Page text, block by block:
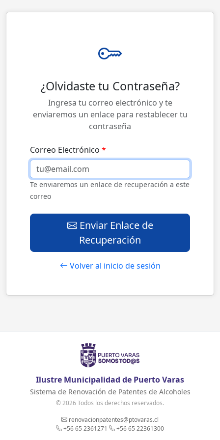
¿Olvidaste tu Contraseña?
Ingresa tu correo electrónico y te
enviaremos un enlace para restablecer tu
contraseña
Correo Electrónico
Te enviaremos un enlace de recuperación a este
correo
Enviar Enlace de
Recuperación
Volver al inicio de sesión
Ilustre Municipalidad de Puerto Varas
Sistema de Renovación de Patentes de Alcoholes
© 2026 Todos los derechos reservados.
renovacionpatentes@ptovaras.cl
+56 65 2361271
+56 65 22361300